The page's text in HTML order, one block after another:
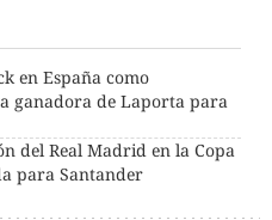
en España como
ganadora de Laporta para
del Real Madrid en la Copa
para Santander